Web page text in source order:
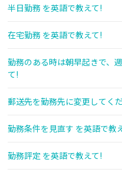
半日勤務 を英語で教えて!
在宅勤務 を英語で教えて!
勤務のある時は朝早起きで、
て!
郵送先を勤務先に変更してく
勤務条件を見直す を英語で教
勤務評定 を英語で教えて!